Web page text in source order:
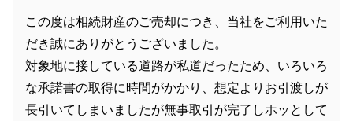
この度は相続財産のご売却につき、当社をご利用いた
だき誠にありがとうございました。
対象地に接している道路が私道だったため、いろいろ
な承諾書の取得に時間がかかり、想定よりお引渡しが
長引いてしまいましたが無事取引が完了しホッとして